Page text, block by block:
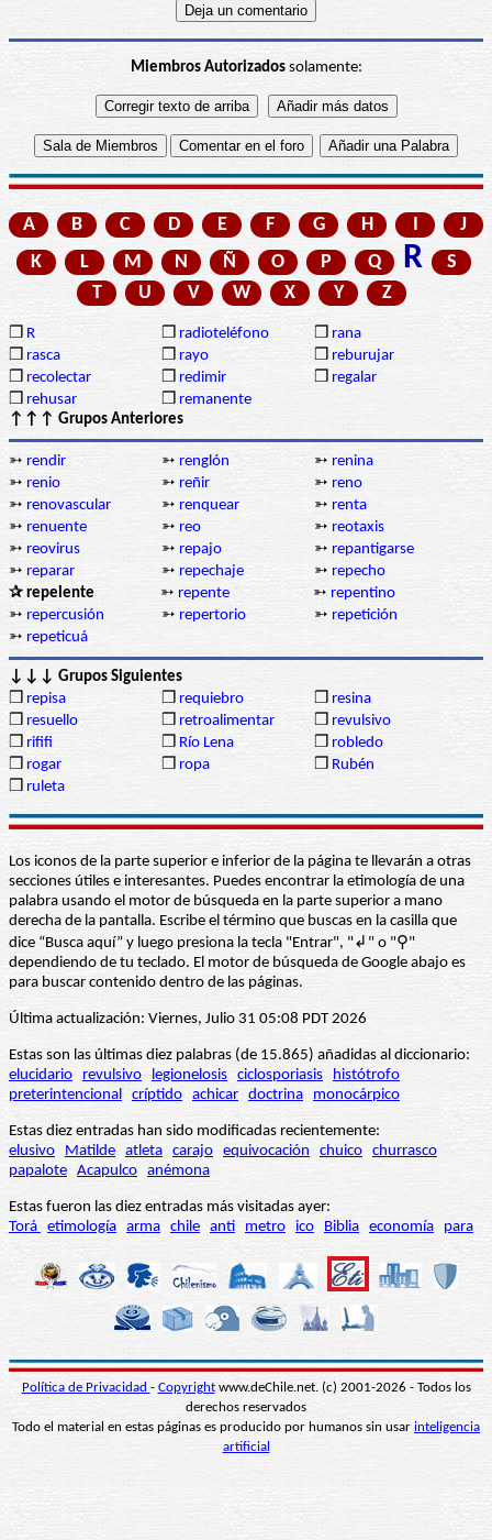
Miembros Autorizadossolamente:
A B C D E F G H I
J
K
L M N Ñ O P Q R
S
T
U V W X Y Z
❒ R ❒ radioteléfono ❒ rana
❒ rasca ❒ rayo ❒ reburujar
❒ recolectar ❒ redimir ❒ regalar
❒ rehusar ❒ remanente
↑↑↑ Grupos Anteriores
➳ rendir ➳ renglón ➳ renina
➳ renio ➳ reñir ➳ reno
➳ renovascular ➳ renquear ➳ renta
➳ renuente ➳ reo ➳ reotaxis
➳ reovirus ➳ repajo ➳ repantigarse
➳ reparar ➳ repechaje ➳ repecho
✰ repelente
➳ repente ➳ repentino
➳ repercusión ➳ repertorio ➳ repetición
➳ repeticuá
↓↓↓ Grupos Siguientes
❒ repisa ❒ requiebro ❒ resina
❒ resuello ❒ retroalimentar ❒ revulsivo
❒ rififi ❒ Río Lena ❒ robledo
❒ rogar ❒ ropa ❒ Rubén
❒ ruleta
Los iconos de la parte superior e inferior de la página te llevarán a otras
secciones útiles e interesantes. Puedes encontrar la etimología de una
palabra usando el motor de búsqueda en la parte superior a mano
derecha de la pantalla. Escribe el término que buscas en la casilla que
dice “Busca aquí” y luego presiona la tecla "Entrar", "↲" o "⚲"
dependiendo de tu teclado. El motor de búsqueda de Google abajo es
para buscar contenido dentro de las páginas.
Última actualización: Viernes, Julio 31 05:08 PDT 2026
Estas son las últimas diez palabras (de 15.865) añadidas al diccionario:
elucidario
revulsivo legionelosis ciclosporiasis
histótrofo
preterintencional críptido achicar doctrina monocárpico
Estas diez entradas han sido modificadas recientemente:
elusivo
Matilde atleta carajo equivocación chuico churrasco
papalote Acapulco anémona
Estas fueron las diez entradas más visitadas ayer:
Torá etimología arma chile anti metro ico Biblia economía para
Política de Privacidad - Copyrightwww.deChile.net. (c) 2001-2026 - Todos los
derechos reservados
Todo el material en estas páginas es producido por humanos sin usar inteligencia
artificial